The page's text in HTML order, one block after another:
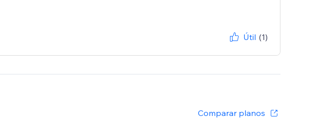
Útil (1)
Comparar planos